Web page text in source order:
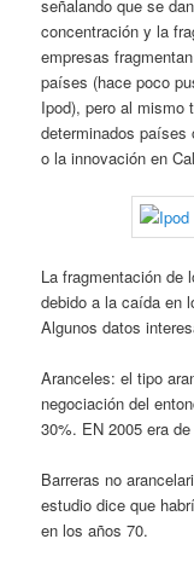
señalando que se
concentración y la
empresas
países (hace poco
Ipod), pero al mismo
determinados países
o la innovación en
La fragmentación de
debido a la caída en
Algunos datos
Aranceles: el tipo
negociación del
30%. EN 2005 era
Barreras no
estudio dice que
en los años 70.